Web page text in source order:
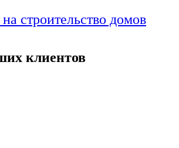
строительство домов
клиентов